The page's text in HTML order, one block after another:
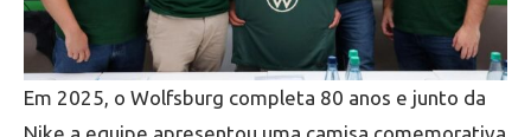
Em 2025, o Wolfsburg completa 80 anos e junto da